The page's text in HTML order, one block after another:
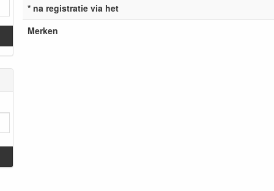
* na registratie via het
Merken